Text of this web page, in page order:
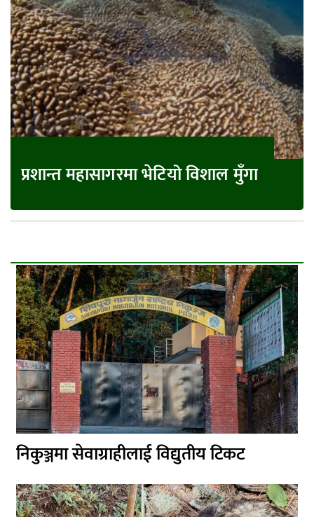
प्रशान्त महासागरमा भेटियो विशाल मुँगा
निकुञ्जमा सेवाग्राहीलाई विद्युतीय टिकट